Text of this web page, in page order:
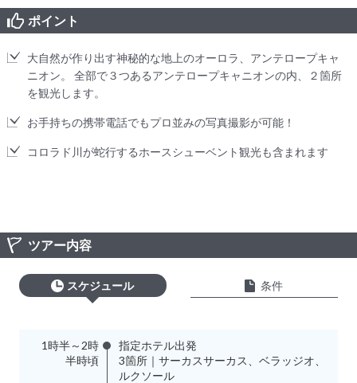
ポイント
大自然が作り出す神秘的な地上のオーロラ、アンテロープキャ
ニオン。 全部で３つあるアンテロープキャニオンの内、２箇所
を観光します。
お手持ちの携帯電話でもプロ並みの写真撮影が可能！
コロラド川が蛇行するホースシューベント観光も含まれます
ツアー内容
スケジュール 条件
1時半～2時
半時頃
指定ホテル出発
3箇所｜サーカスサーカス、ベラッジオ、
ルクソール